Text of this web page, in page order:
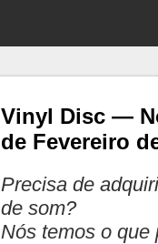
Vinyl Disc —
de Fevereiro
Precisa de
de som?
Nós temos o que